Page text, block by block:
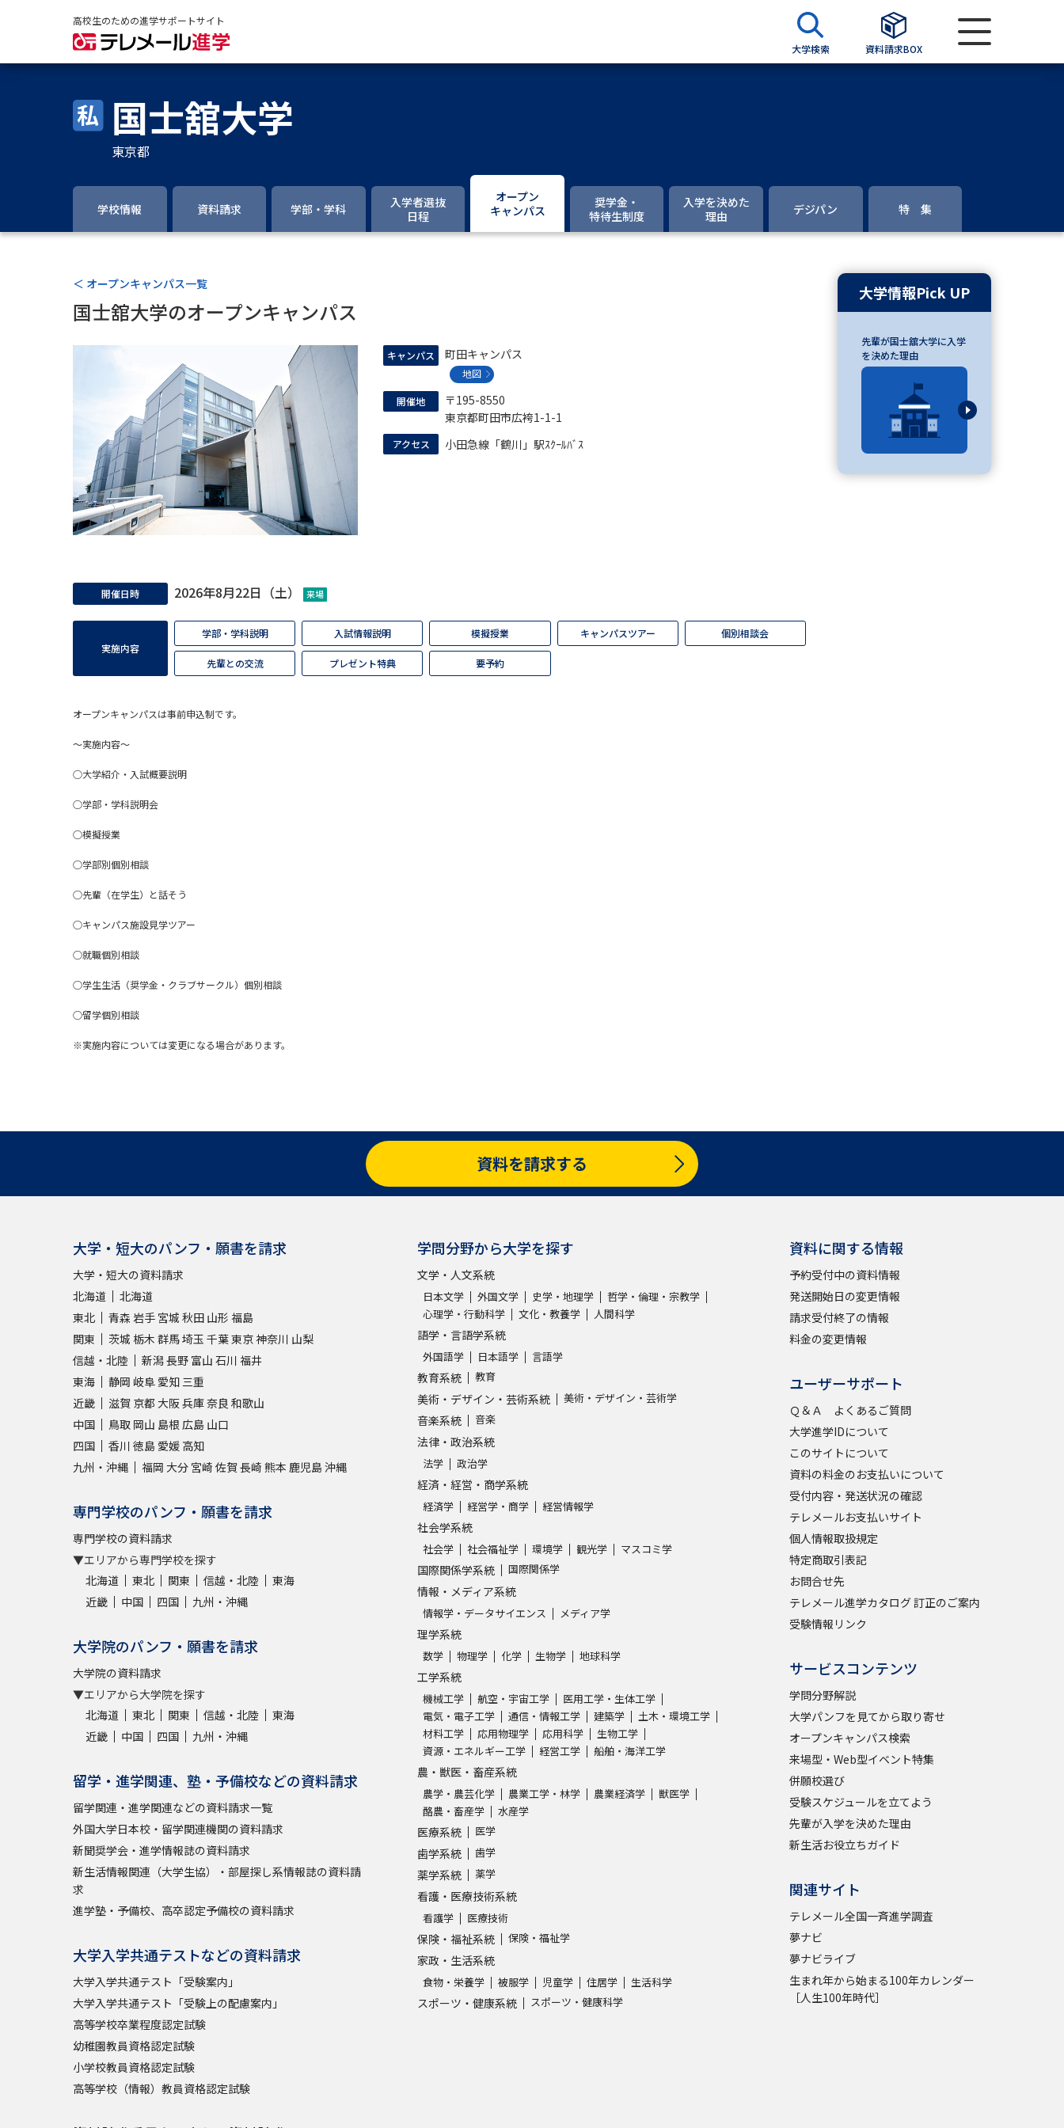
高校生のための進学サポートサイト
大学検索 資料請求BOX
大学パンフ
学部・学科パンフ
総合型選抜・学校推薦型選抜 募集要項＆願書
留学・進学関連、塾・予備校
大学入学共通テスト「受験案内」の請求
幼稚園教員資格認定試験
高等学校（情報）教員資格認定試験
データサイエンス特集
奨学金・特待生制度特集
デジタルパンフレット
進路の３択
大学で学びたい学問発見
Ｑ＆Ａ よくあるご質問 大学進学IDについて
このサイトについて
資料の料金のお支払いについて
個人情報取扱規定
テレメール進学カタログ
訂正のご案内
受験情報リンク
国士舘大学
東京都
学校情報 資料請求 学部・学科
入学者選抜
日程
オープン
キャンパス
奨学金・
特待生制度
入学を決めた
理由
デジパン 特 集
＜ オープンキャンパス一覧
国士舘大学のオープンキャンパス
キャンパス 町田キャンパス
地図
開催地
〒195-8550
東京都町田市広袴1-1-1
アクセス 小田急線「鶴川」駅ｽｸｰﾙﾊﾞｽ
開催日時 2026年8月22日（土） 来場
実施内容
学部・学科説明 入試情報説明 模擬授業 キャンパスツアー 個別相談会
先輩との交流 プレゼント特典 要予約
オープンキャンパスは事前申込制です。
～実施内容～
○大学紹介・入試概要説明
○学部・学科説明会
○模擬授業
○学部別個別相談
○先輩（在学生）と話そう
○キャンパス施設見学ツアー
○就職個別相談
○学生生活（奨学金・クラブサークル）個別相談
○留学個別相談
※実施内容については変更になる場合があります。
大学情報Pick UP
先輩が国士舘大学に入学
を決めた理由
資料を請求する
大学・短大のパンフ・願書を請求
大学・短大の資料請求
北海道
北海道
東北
青森 岩手 宮城 秋田 山形 福島
関東
茨城 栃木 群馬埼玉 千葉東京神奈川 山梨
信越・北陸
新潟長野 富山 石川 福井
東海
静岡 岐阜 愛知 三重
近畿
滋賀 京都 大阪兵庫奈良 和歌山
中国
鳥取 岡山 島根 広島 山口
四国
香川 徳島 愛媛 高知
九州・沖縄
福岡 大分 宮崎 佐賀 長崎 熊本 鹿児島沖縄
専門学校のパンフ・願書を請求
専門学校の資料請求
▼エリアから専門学校を探す
北海道
東北 関東 信越・北陸
東海
近畿
中国 四国 九州・沖縄
大学院のパンフ・願書を請求
大学院の資料請求
▼エリアから大学院を探す
北海道
東北 関東 信越・北陸
東海
近畿
中国 四国 九州・沖縄
留学・進学関連、塾・予備校などの資料請求
留学関連・進学関連などの資料請求一覧
外国大学日本校・留学関連機関の資料請求
新聞奨学会・進学情報誌の資料請求
新生活情報関連（大学生協）・部屋探し系情報誌の資料請
求
進学塾・予備校、高卒認定予備校の資料請求
大学入学共通テストなどの資料請求
大学入学共通テスト「受験案内」
大学入学共通テスト「受験上の配慮案内」
高等学校卒業程度認定試験
幼稚園教員資格認定試験
小学校教員資格認定試験
高等学校（情報）教員資格認定試験
学問分野から大学を探す
文学・人文系統
日本文学 外国文学 史学・地理学
哲学・倫理・宗教学
心理学・行動科学
文化・教養学 人間科学
語学・言語学系統
外国語学 日本語学 言語学
教育系統 教育
美術・デザイン・芸術系統 美術・デザイン・芸術学
音楽系統 音楽
法律・政治系統
法学 政治学
経済・経営・商学系統
経済学 経営学・商学 経営情報学
社会学系統
社会学 社会福祉学 環境学 観光学 マスコミ学
国際関係学系統 国際関係学
情報・メディア系統
情報学・データサイエンス メディア学
理学系統
数学 物理学 化学 生物学 地球科学
工学系統
機械工学 航空・宇宙工学
医用工学・生体工学
電気・電子工学
通信・情報工学 建築学
土木・環境工学
材料工学
応用物理学 応用科学
生物工学
資源・エネルギー工学
経営工学 船舶・海洋工学
農・獣医・畜産系統
農学・農芸化学 農業工学・林学 農業経済学
獣医学
酪農・畜産学
水産学
医療系統 医学
歯学系統 歯学
薬学系統 薬学
看護・医療技術系統
看護学 医療技術
保険・福祉系統 保険・福祉学
家政・生活系統
食物・栄養学 被服学 児童学 住居学 生活科学
スポーツ・健康系統 スポーツ・健康科学
資料に関する情報
予約受付中の資料情報
発送開始日の変更情報
請求受付終了の情報
料金の変更情報
ユーザーサポート
Ｑ＆Ａ よくあるご質問
大学進学IDについて
このサイトについて
資料の料金のお支払いについて
受付内容・発送状況の確認
テレメールお支払いサイト
個人情報取扱規定
特定商取引表記
お問合せ先
テレメール進学カタログ 訂正のご案内
受験情報リンク
サービスコンテンツ
学問分野解説
大学パンフを見てから取り寄せ
オープンキャンパス検索
来場型・Web型イベント特集
併願校選び
受験スケジュールを立てよう
先輩が入学を決めた理由
新生活お役立ちガイド
関連サイト
テレメール全国一斉進学調査
夢ナビ
夢ナビライブ
生まれ年から始まる100年カレンダー
［人生100年時代］